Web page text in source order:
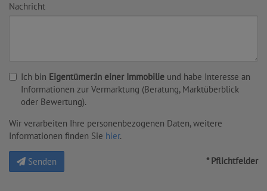
Nachricht
Ich bin Eigentümer:in einer Immobilie und habe Interesse an
Informationen zur Vermarktung (Beratung, Marktüberblick
oder Bewertung).
Wir verarbeiten Ihre personenbezogenen Daten, weitere
Informationen finden Sie hier.
Senden * Pflichtfelder